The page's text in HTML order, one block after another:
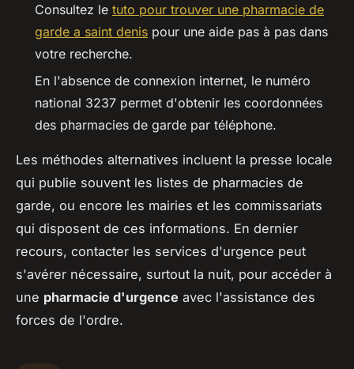
Consultez le tuto pour trouver une pharmacie de
garde a saint denis pour une aide pas à pas dans
votre recherche.
En l'absence de connexion internet, le numéro
national 3237 permet d'obtenir les coordonnées
des pharmacies de garde par téléphone.
Les méthodes alternatives incluent la presse locale
qui publie souvent les listes de pharmacies de
garde, ou encore les mairies et les commissariats
qui disposent de ces informations. En dernier
recours, contacter les services d'urgence peut
s'avérer nécessaire, surtout la nuit, pour accéder à
une pharmacie d'urgence avec l'assistance des
forces de l'ordre.